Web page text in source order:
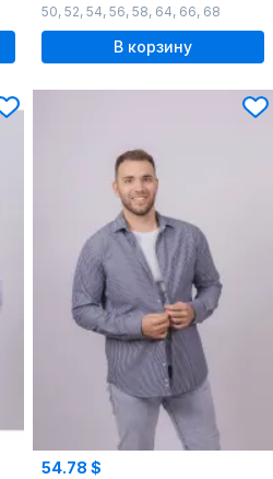
50, 52, 54, 56, 58, 64, 66, 68
В корзину
54.78 $